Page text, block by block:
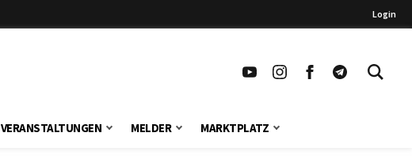
Login
VERANSTALTUNGEN MELDER MARKTPLATZ